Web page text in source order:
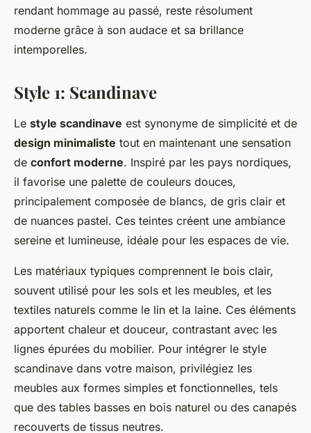
rendant hommage au passé, reste résolument
moderne grâce à son audace et sa brillance
intemporelles.
Style 1: Scandinave
Le style scandinave est synonyme de simplicité et de
design minimaliste tout en maintenant une sensation
de confort moderne. Inspiré par les pays nordiques,
il favorise une palette de couleurs douces,
principalement composée de blancs, de gris clair et
de nuances pastel. Ces teintes créent une ambiance
sereine et lumineuse, idéale pour les espaces de vie.
Les matériaux typiques comprennent le bois clair,
souvent utilisé pour les sols et les meubles, et les
textiles naturels comme le lin et la laine. Ces éléments
apportent chaleur et douceur, contrastant avec les
lignes épurées du mobilier. Pour intégrer le style
scandinave dans votre maison, privilégiez les
meubles aux formes simples et fonctionnelles, tels
que des tables basses en bois naturel ou des canapés
recouverts de tissus neutres.